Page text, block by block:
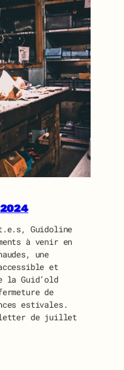
2024
Guidoline
à venir en
une
et
la Guid’old
de
estivales.
de juillet